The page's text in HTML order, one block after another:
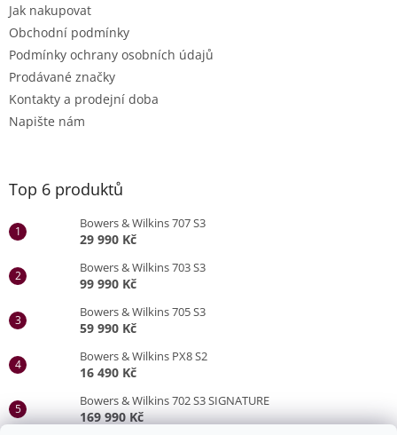
Jak nakupovat
Obchodní podmínky
Podmínky ochrany osobních údajů
Prodávané značky
Kontakty a prodejní doba
Napište nám
Top 6 produktů
Bowers & Wilkins 707 S3
29 990 Kč
Bowers & Wilkins 703 S3
99 990 Kč
Bowers & Wilkins 705 S3
59 990 Kč
Bowers & Wilkins PX8 S2
16 490 Kč
Bowers & Wilkins 702 S3 SIGNATURE
169 990 Kč